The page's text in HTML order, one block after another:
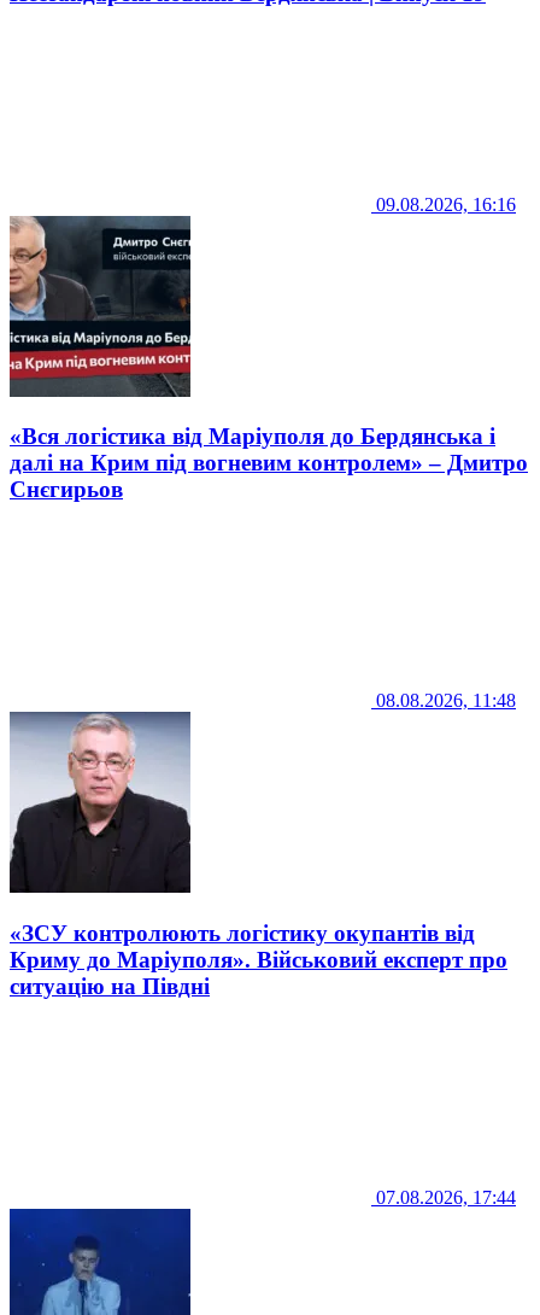
09.08.2026, 16:16
«Вся логістика від Маріуполя до Бердянська і
далі на Крим під вогневим контролем» – Дмитро
Снєгирьов
08.08.2026, 11:48
«ЗСУ контролюють логістику окупантів від
Криму до Маріуполя». Військовий експерт про
ситуацію на Півдні
07.08.2026, 17:44